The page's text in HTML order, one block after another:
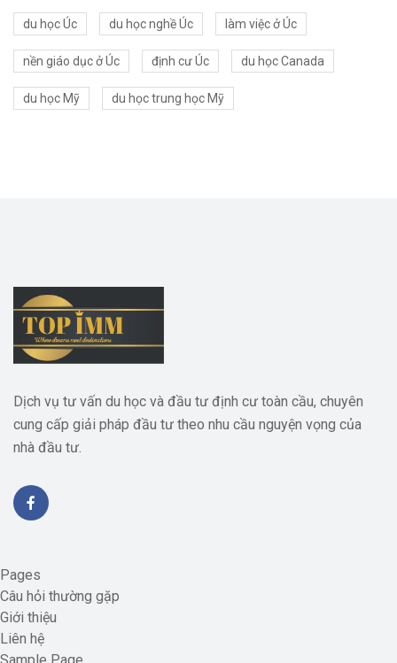
du học Úc du học nghề Úc làm việc ở Úc
nền giáo dục ở Úc định cư Úc du học Canada
du học Mỹ du học trung học Mỹ
Dịch vụ tư vấn du học và đầu tư định cư toàn cầu, chuyên
cung cấp giải pháp đầu tư theo nhu cầu nguyện vọng của
nhà đầu tư.
Pages
Câu hỏi thường gặp
Giới thiệu
Liên hệ
Sample Page